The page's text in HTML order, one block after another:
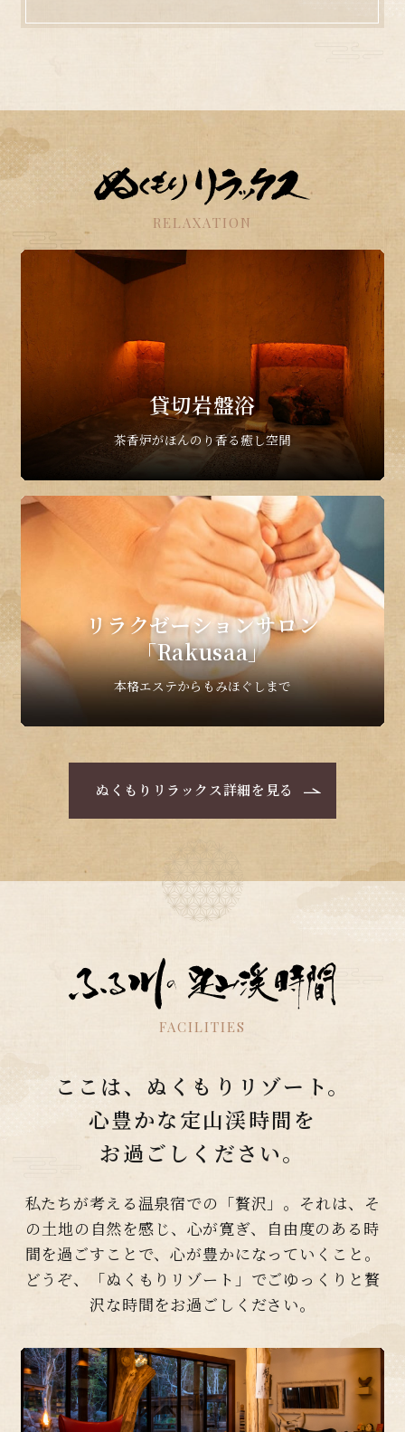
RELAXATION
貸切岩盤浴
茶香炉がほんのり香る癒し空間
リラクゼーションサロン
「Rakusaa」
本格エステからもみほぐしまで
ぬくもりリラックス詳細を見る
FACILITIES
ここは、ぬくもりリゾート。
心豊かな定山渓時間を
お過ごしください。
私たちが考える温泉宿での「贅沢」。 それは、そ
の土地の自然を感じ、心が寛ぎ、自由度のある時
間を過ごすことで、心が豊かになっていくこと。
どうぞ、「ぬくもりリゾート」でごゆっくりと贅
沢な時間をお過ごしください。